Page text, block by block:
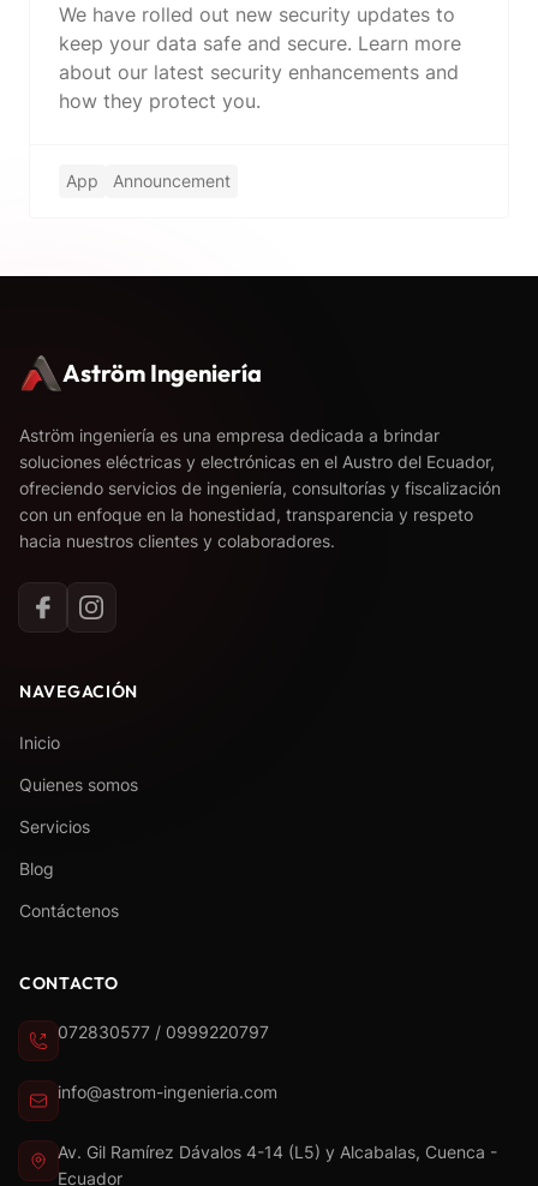
We have rolled out new security updates to
keep your data safe and secure. Learn more
about our latest security enhancements and
how they protect you.
App Announcement
Aström Ingeniería
Aström ingeniería es una empresa dedicada a brindar
soluciones eléctricas y electrónicas en el Austro del Ecuador,
ofreciendo servicios de ingeniería, consultorías y fiscalización
con un enfoque en la honestidad, transparencia y respeto
hacia nuestros clientes y colaboradores.
NAVEGACIÓN
Inicio
Quienes somos
Servicios
Blog
Contáctenos
CONTACTO
072830577 / 0999220797
info@astrom-ingenieria.com
Av. Gil Ramírez Dávalos 4-14 (L5) y Alcabalas, Cuenca -
Ecuador